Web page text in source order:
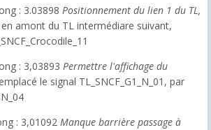
: 3.03898 Positionnement du lien 1 du TL,
amont du TL intermédiare suivant,
: 3,03893 Permettre l'affichage du
le signal TL_SNCF_G1_N_01, par
: 3,01092 Manque barrière passage à